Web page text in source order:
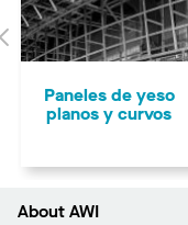
Anterior
Paneles de yeso
planos y curvos
About AWI